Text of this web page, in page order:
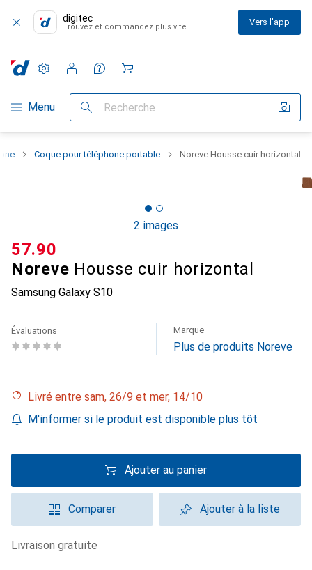
digitec
Trouvez et commandez plus vite Vers l'app
Navigation par catégorie
Menu Recherche
Paramètres
Compte client
Listes de comparaison
Listes d'envies
Panier
Coque pour téléphone portable Noreve Housse cuir horizontal
2 images
Noreve Housse cuir horizontal
Samsung Galaxy S10
CHF
57.90
Évaluations Marque
Plus de produits Noreve
Livré entre sam, 26/9 et mer, 14/10
M'informer si le produit est disponible plus tôt
Ajouter au panier
Comparer Ajouter à la liste
livraison gratuite